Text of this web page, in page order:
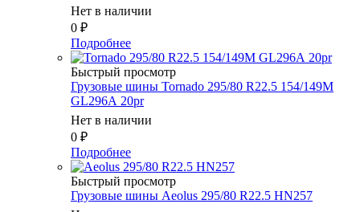
Нет в наличии
0 ₽
Подробнее
Быстрый просмотр
Грузовые шины Tornado 295/80 R22.5 154/149M
GL296А 20pr
Нет в наличии
0 ₽
Подробнее
Быстрый просмотр
Грузовые шины Aeolus 295/80 R22.5 HN257